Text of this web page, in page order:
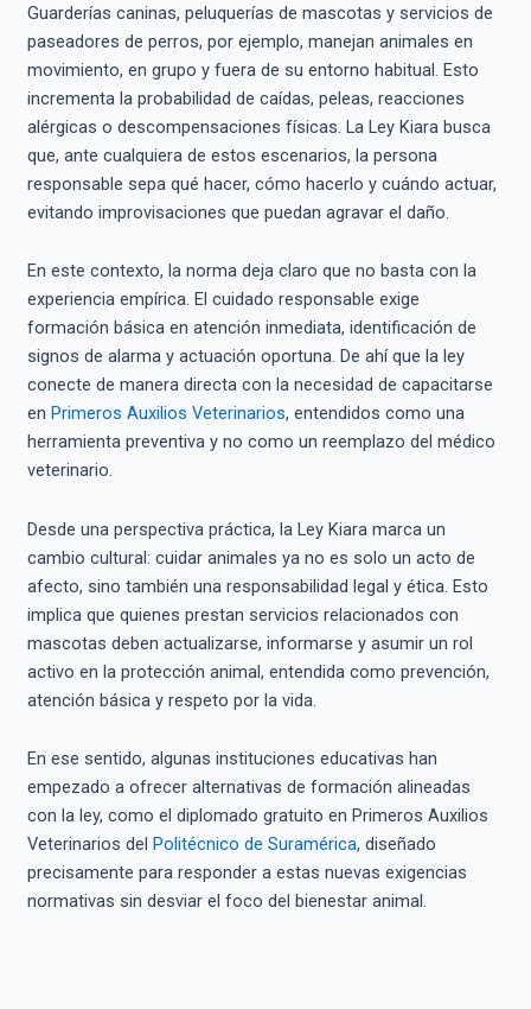
Guarderías caninas, peluquerías de mascotas y servicios de
paseadores de perros, por ejemplo, manejan animales en
movimiento, en grupo y fuera de su entorno habitual. Esto
incrementa la probabilidad de caídas, peleas, reacciones
alérgicas o descompensaciones físicas. La Ley Kiara busca
que, ante cualquiera de estos escenarios, la persona
responsable sepa qué hacer, cómo hacerlo y cuándo actuar,
evitando improvisaciones que puedan agravar el daño.
En este contexto, la norma deja claro que no basta con la
experiencia empírica. El cuidado responsable exige
formación básica en atención inmediata, identificación de
signos de alarma y actuación oportuna. De ahí que la ley
conecte de manera directa con la necesidad de capacitarse
en Primeros Auxilios Veterinarios, entendidos como una
herramienta preventiva y no como un reemplazo del médico
veterinario.
Desde una perspectiva práctica, la Ley Kiara marca un
cambio cultural: cuidar animales ya no es solo un acto de
afecto, sino también una responsabilidad legal y ética. Esto
implica que quienes prestan servicios relacionados con
mascotas deben actualizarse, informarse y asumir un rol
activo en la protección animal, entendida como prevención,
atención básica y respeto por la vida.
En ese sentido, algunas instituciones educativas han
empezado a ofrecer alternativas de formación alineadas
con la ley, como el diplomado gratuito en Primeros Auxilios
Veterinarios del Politécnico de Suramérica, diseñado
precisamente para responder a estas nuevas exigencias
normativas sin desviar el foco del bienestar animal.